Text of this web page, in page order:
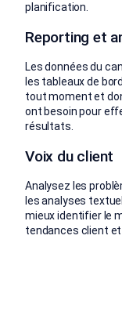
planification.
Reporting et
Les données du
les tableaux de
tout moment et
ont besoin pour
résultats.
Voix du client
Analysez les
les analyses
mieux identifier le
tendances client